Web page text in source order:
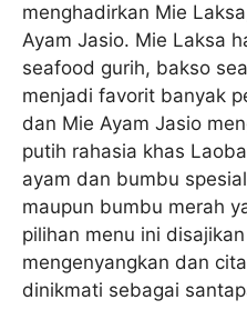
menghadirkan Mie
Ayam Jasio. Mie Laksa
seafood gurih, bakso
menjadi favorit banyak
dan Mie Ayam Jasio
putih rahasia khas
ayam dan bumbu
maupun bumbu merah
pilihan menu ini
mengenyangkan dan
dinikmati sebagai